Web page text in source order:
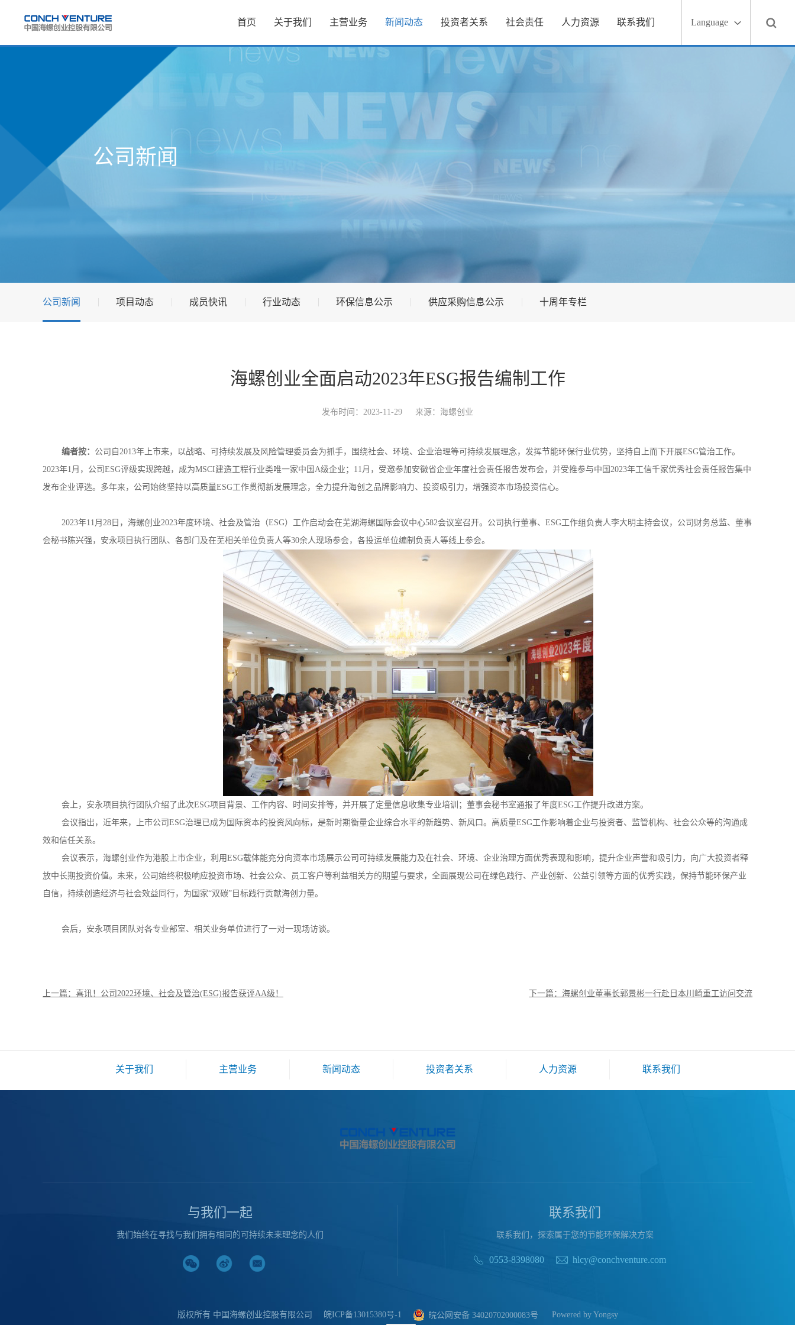
首页 关于我们 主营业务 新闻动态 投资者关系 社会责任 人力资源 联系我们 Language
公司新闻
公司新闻 项目动态 成员快讯 行业动态 环保信息公示 供应采购信息公示 十周年专栏
海螺创业全面启动2023年ESG报告编制工作
发布时间：2023-11-29 来源：海螺创业
编者按： 公司自2013年上市来，以战略、可持续发展及风险管理委员会为抓手，围绕社会、环境、企业治理等可持续发展理念，发挥节能环保行业优势，坚持自上而下开展ESG管治工作。
2023年1月，公司ESG评级实现跨越，成为MSCI建造工程行业类唯一家中国A级企业；11月，受邀参加安徽省企业年度社会责任报告发布会，并受推参与中国2023年工信千家优秀社会责任报告集中
发布企业评选。多年来，公司始终坚持以高质量ESG工作贯彻新发展理念，全力提升海创之品牌影响力、投资吸引力，增强资本市场投资信心。
2023年11月28日，海螺创业2023年度环境、社会及管治（ESG）工作启动会在芜湖海螺国际会议中心582会议室召开。公司执行董事、ESG工作组负责人李大明主持会议，公司财务总监、董事
会秘书陈兴强，安永项目执行团队、各部门及在芜相关单位负责人等30余人现场参会，各投运单位编制负责人等线上参会。
会上，安永项目执行团队介绍了此次ESG项目背景、工作内容、时间安排等，并开展了定量信息收集专业培训；董事会秘书室通报了年度ESG工作提升改进方案。
会议指出，近年来，上市公司ESG治理已成为国际资本的投资风向标，是新时期衡量企业综合水平的新趋势、新风口。高质量ESG工作影响着企业与投资者、监管机构、社会公众等的沟通成
效和信任关系。
会议表示，海螺创业作为港股上市企业，利用ESG载体能充分向资本市场展示公司可持续发展能力及在社会、环境、企业治理方面优秀表现和影响，提升企业声誉和吸引力，向广大投资者释
放中长期投资价值。未来，公司始终积极响应投资市场、社会公众、员工客户等利益相关方的期望与要求，全面展现公司在绿色践行、产业创新、公益引领等方面的优秀实践，保持节能环保产业
自信，持续创造经济与社会效益同行，为国家“双碳”目标践行贡献海创力量。
会后，安永项目团队对各专业部室、相关业务单位进行了一对一现场访谈。
上一篇：喜讯！公司2022环境、社会及管治(ESG)报告获评AA级！ 下一篇：海螺创业董事长郭景彬一行赴日本川崎重工访问交流
关于我们 主营业务 新闻动态 投资者关系 人力资源 联系我们
与我们一起
我们始终在寻找与我们拥有相同的可持续未来理念的人们
联系我们
联系我们，探索属于您的节能环保解决方案
0553-8398080 hlcy@conchventure.com
版权所有 中国海螺创业控股有限公司 皖ICP备13015380号-1 皖公网安备 34020702000083号 Powered by Yongsy